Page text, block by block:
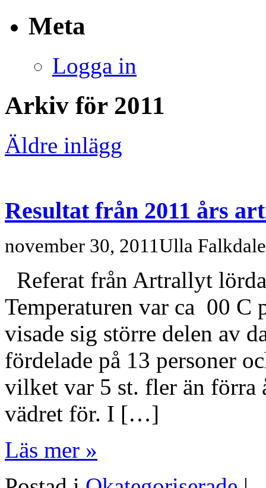
Meta
Logga in
Arkiv för 2011
Äldre inlägg
Resultat från 2011 års
november 30, 2011Ulla
Referat från Artrallyt
Temperaturen var ca 00 C
visade sig större delen av
fördelade på 13 personer
vilket var 5 st. fler än förra
vädret för. I […]
Läs mer »